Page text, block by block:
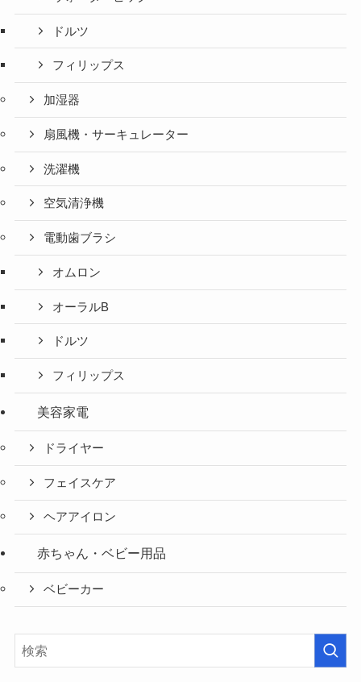
ドルツ
フィリップス
加湿器
扇風機・サーキュレーター
洗濯機
空気清浄機
電動歯ブラシ
オムロン
オーラルB
ドルツ
フィリップス
美容家電
ドライヤー
フェイスケア
ヘアアイロン
赤ちゃん・ベビー用品
ベビーカー